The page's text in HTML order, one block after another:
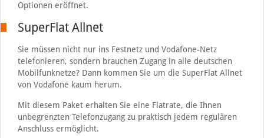
Optionen eröffnet.
SuperFlat Allnet
Sie müssen nicht nur ins Festnetz und Vodafone-Netz
telefonieren, sondern brauchen Zugang in alle deutschen
Mobilfunknetze? Dann kommen Sie um die SuperFlat Allnet
von Vodafone kaum herum.
Mit diesem Paket erhalten Sie eine Flatrate, die Ihnen
unbegrenzten Telefonzugang zu praktisch jedem regulären
Anschluss ermöglicht.